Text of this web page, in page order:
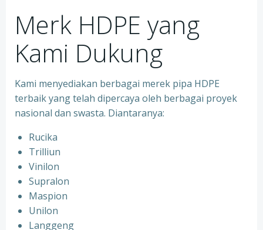
Merk HDPE yang
Kami Dukung
Kami menyediakan berbagai merek pipa HDPE
terbaik yang telah dipercaya oleh berbagai proyek
nasional dan swasta. Diantaranya:
Rucika
Trilliun
Vinilon
Supralon
Maspion
Unilon
Langgeng